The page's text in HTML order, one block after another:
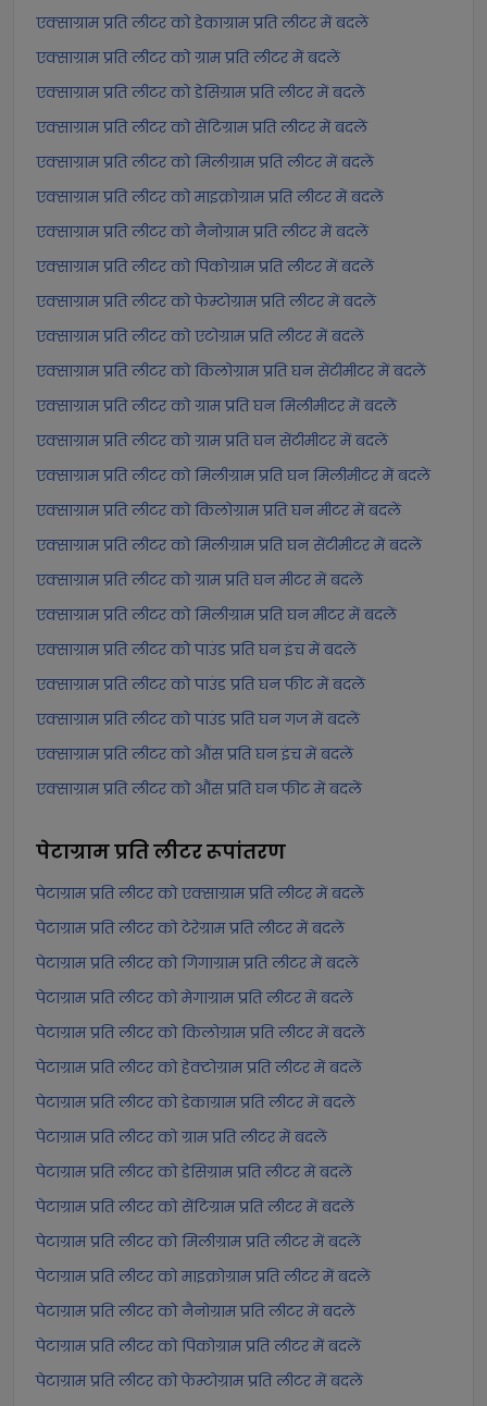
एक्साग्राम प्रति लीटर को डेकाग्राम प्रति लीटर में बदलें
एक्साग्राम प्रति लीटर को ग्राम प्रति लीटर में बदलें
एक्साग्राम प्रति लीटर को डेसिग्राम प्रति लीटर में बदलें
एक्साग्राम प्रति लीटर को सेंटिग्राम प्रति लीटर में बदलें
एक्साग्राम प्रति लीटर को मिलीग्राम प्रति लीटर में बदलें
एक्साग्राम प्रति लीटर को माइक्रोग्राम प्रति लीटर में बदलें
एक्साग्राम प्रति लीटर को नैनोग्राम प्रति लीटर में बदलें
एक्साग्राम प्रति लीटर को पिकोग्राम प्रति लीटर में बदलें
एक्साग्राम प्रति लीटर को फेम्टोग्राम प्रति लीटर में बदलें
एक्साग्राम प्रति लीटर को एटोग्राम प्रति लीटर में बदलें
एक्साग्राम प्रति लीटर को किलोग्राम प्रति घन सेंटीमीटर में बदलें
एक्साग्राम प्रति लीटर को ग्राम प्रति घन मिलीमीटर में बदलें
एक्साग्राम प्रति लीटर को ग्राम प्रति घन सेंटीमीटर में बदलें
एक्साग्राम प्रति लीटर को मिलीग्राम प्रति घन मिलीमीटर में बदलें
एक्साग्राम प्रति लीटर को किलोग्राम प्रति घन मीटर में बदलें
एक्साग्राम प्रति लीटर को मिलीग्राम प्रति घन सेंटीमीटर में बदलें
एक्साग्राम प्रति लीटर को ग्राम प्रति घन मीटर में बदलें
एक्साग्राम प्रति लीटर को मिलीग्राम प्रति घन मीटर में बदलें
एक्साग्राम प्रति लीटर को पाउंड प्रति घन इंच में बदलें
एक्साग्राम प्रति लीटर को पाउंड प्रति घन फीट में बदलें
एक्साग्राम प्रति लीटर को पाउंड प्रति घन गज में बदलें
एक्साग्राम प्रति लीटर को औंस प्रति घन इंच में बदलें
एक्साग्राम प्रति लीटर को औंस प्रति घन फीट में बदलें
पेटाग्राम प्रति लीटररूपांतरण
पेटाग्राम प्रति लीटर को एक्साग्राम प्रति लीटर में बदलें
पेटाग्राम प्रति लीटर को टेरेग्राम प्रति लीटर में बदलें
पेटाग्राम प्रति लीटर को गिगाग्राम प्रति लीटर में बदलें
पेटाग्राम प्रति लीटर को मेगाग्राम प्रति लीटर में बदलें
पेटाग्राम प्रति लीटर को किलोग्राम प्रति लीटर में बदलें
पेटाग्राम प्रति लीटर को हेक्टोग्राम प्रति लीटर में बदलें
पेटाग्राम प्रति लीटर को डेकाग्राम प्रति लीटर में बदलें
पेटाग्राम प्रति लीटर को ग्राम प्रति लीटर में बदलें
पेटाग्राम प्रति लीटर को डेसिग्राम प्रति लीटर में बदलें
पेटाग्राम प्रति लीटर को सेंटिग्राम प्रति लीटर में बदलें
पेटाग्राम प्रति लीटर को मिलीग्राम प्रति लीटर में बदलें
पेटाग्राम प्रति लीटर को माइक्रोग्राम प्रति लीटर में बदलें
पेटाग्राम प्रति लीटर को नैनोग्राम प्रति लीटर में बदलें
पेटाग्राम प्रति लीटर को पिकोग्राम प्रति लीटर में बदलें
पेटाग्राम प्रति लीटर को फेम्टोग्राम प्रति लीटर में बदलें